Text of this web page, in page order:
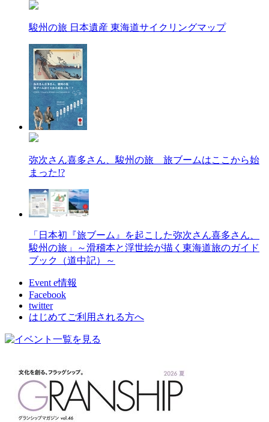
駿州の旅 日本遺産 東海道サイクリングマップ
弥次さん喜多さん、駿州の旅 旅ブームはここから始
まった!?
「日本初『旅ブーム』を起こした弥次さん喜多さん、
駿州の旅」～滑稽本と浮世絵が描く東海道旅のガイド
ブック（道中記）～
Event e情報
Facebook
twitter
はじめてご利用される方へ